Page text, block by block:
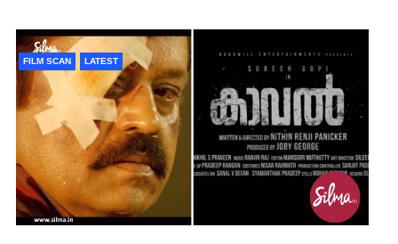
FILM SCAN LATEST